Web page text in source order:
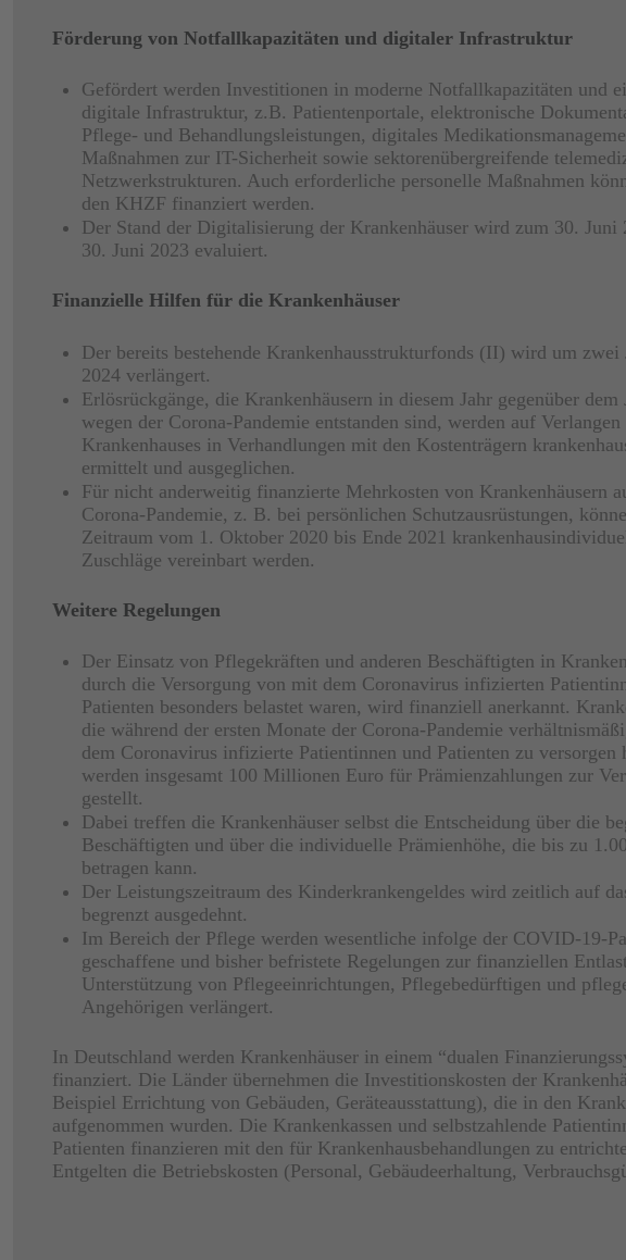
Förderung von Notfallkapazitäten und digitaler Infrastruktur
Gefördert werden Investitionen in moderne Notfallkapazitäten und
digitale Infrastruktur, z.B. Patientenportale, elektronische
Pflege- und Behandlungsleistungen, digitales
Maßnahmen zur IT-Sicherheit sowie sektorenübergreifende
Netzwerkstrukturen. Auch erforderliche personelle Maßnahmen
den KHZF finanziert werden.
Der Stand der Digitalisierung der Krankenhäuser wird zum 30. Juni
30. Juni 2023 evaluiert.
Finanzielle Hilfen für die Krankenhäuser
Der bereits bestehende Krankenhausstrukturfonds (II) wird um zwei
2024 verlängert.
Erlösrückgänge, die Krankenhäusern in diesem Jahr gegenüber dem
wegen der Corona-Pandemie entstanden sind, werden auf Verlangen
Krankenhauses in Verhandlungen mit den Kostenträgern
ermittelt und ausgeglichen.
Für nicht anderweitig finanzierte Mehrkosten von Krankenhäusern
Corona-Pandemie, z. B. bei persönlichen Schutzausrüstungen,
Zeitraum vom 1. Oktober 2020 bis Ende 2021
Zuschläge vereinbart werden.
Weitere Regelungen
Der Einsatz von Pflegekräften und anderen Beschäftigten in
durch die Versorgung von mit dem Coronavirus infizierten
Patienten besonders belastet waren, wird finanziell anerkannt.
die während der ersten Monate der Corona-Pandemie
dem Coronavirus infizierte Patientinnen und Patienten zu versorgen
werden insgesamt 100 Millionen Euro für Prämienzahlungen zur
gestellt.
Dabei treffen die Krankenhäuser selbst die Entscheidung über die
Beschäftigten und über die individuelle Prämienhöhe, die bis zu
betragen kann.
Der Leistungszeitraum des Kinderkrankengeldes wird zeitlich auf
begrenzt ausgedehnt.
Im Bereich der Pflege werden wesentliche infolge der COVID-19-
geschaffene und bisher befristete Regelungen zur finanziellen
Unterstützung von Pflegeeinrichtungen, Pflegebedürftigen und
Angehörigen verlängert.
In Deutschland werden Krankenhäuser in einem “dualen
finanziert. Die Länder übernehmen die Investitionskosten der
Beispiel Errichtung von Gebäuden, Geräteausstattung), die in den
aufgenommen wurden. Die Krankenkassen und selbstzahlende
Patienten finanzieren mit den für Krankenhausbehandlungen zu
Entgelten die Betriebskosten (Personal, Gebäudeerhaltung,